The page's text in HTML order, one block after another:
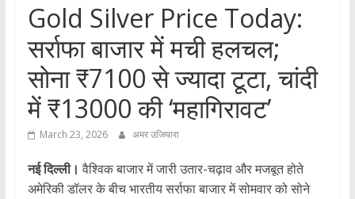
Gold Silver Price Today:
सर्राफा बाजार में मची हलचल;
सोना ₹7100 से ज्यादा टूटा, चांदी
में ₹13000 की ‘महागिरावट’
March 23, 2026 अमर उजियारा
नई दिल्ली। वैश्विक बाजार में जारी उतार-चढ़ाव और मजबूत होते
अमेरिकी डॉलर के बीच भारतीय सर्राफा बाजार में सोमवार को सोने